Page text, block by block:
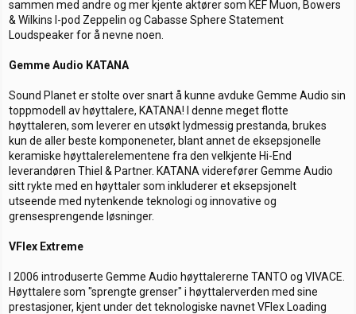
sammen med andre og mer kjente aktører som KEF Muon, Bowers
& Wilkins I-pod Zeppelin og Cabasse Sphere Statement
Loudspeaker for å nevne noen.
Gemme Audio KATANA
Sound Planet er stolte over snart å kunne avduke Gemme Audio sin
toppmodell av høyttalere, KATANA! I denne meget flotte
høyttaleren, som leverer en utsøkt lydmessig prestanda, brukes
kun de aller beste komponeneter, blant annet de eksepsjonelle
keramiske høyttalerelementene fra den velkjente Hi-End
leverandøren Thiel & Partner. KATANA viderefører Gemme Audio
sitt rykte med en høyttaler som inkluderer et eksepsjonelt
utseende med nytenkende teknologi og innovative og
grensesprengende løsninger.
VFlex Extreme
I 2006 introduserte Gemme Audio høyttalererne TANTO og VIVACE.
Høyttalere som "sprengte grenser" i høyttalerverden med sine
prestasjoner, kjent under det teknologiske navnet VFlex Loading